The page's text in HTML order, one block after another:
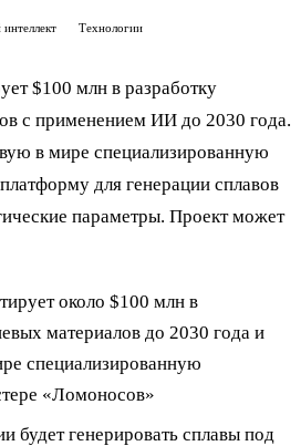
Технологии
$100 млн в разработку
с применением ИИ до 2030 года.
в мире специализированную
для генерации сплавов
параметры. Проект может
около $100 млн в
материалов до 2030 года и
специализированную
«Ломоносов»
будет генерировать сплавы под